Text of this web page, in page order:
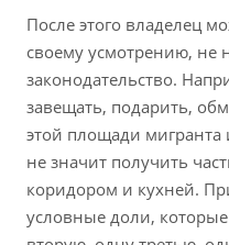
После этого владелец
своему усмотрению, не
законодательство.
завещать, подарить,
этой площади мигранта
не значит получить
коридором и кухней.
условные доли, которые